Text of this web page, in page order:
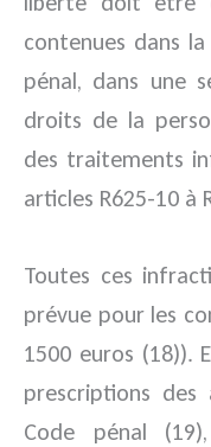
contenues dans
pénal, dans une
droits de la
des traitements
articles R625-10 à
Toutes ces
prévue pour les
1500 euros (18)).
prescriptions
Code pénal